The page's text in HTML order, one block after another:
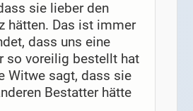
sie lieber den
hätten. Das ist immer
dass uns eine
so voreilig bestellt hat
Witwe sagt, dass sie
Bestatter hätte